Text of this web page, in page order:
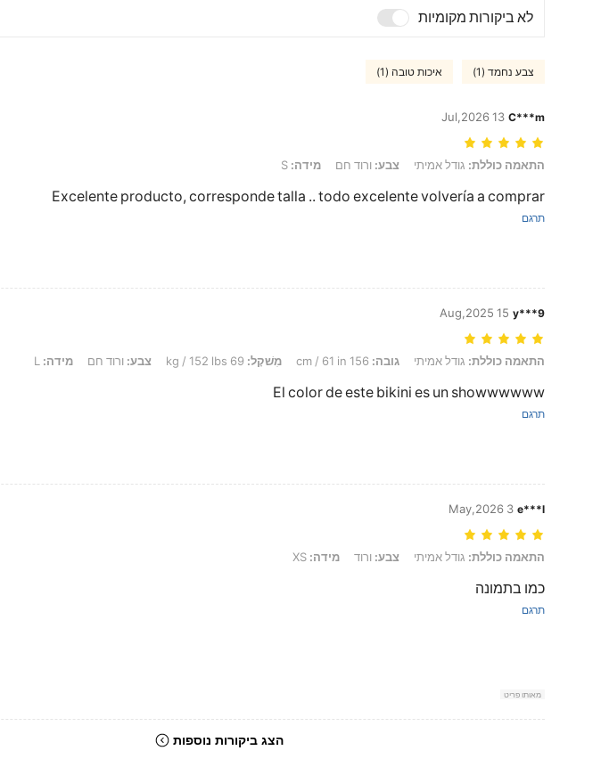
לא ביקורות מקומיות
צבע נחמד (1) איכות טובה (1)
C***m
13 Jul,2026
התאמה כוללת: גודל אמיתי, צבע: ורוד חם, מידה: S
התאמה כוללת: גודל אמיתי צבע: ורוד חם מידה:
Excelente producto, corresponde talla .. todo excelente volvería a comprar
תרגם
y***9
15 Aug,2025
התאמה כוללת: גודל אמיתי, גובה: 156 cm / 61 in, מִשׁקָל: 69 kg / 152 lbs, צבע: ורוד חם, מידה: L
התאמה כוללת: גודל אמיתי גובה: מִשׁקָל: צבע: ורוד חם מידה:
El color de este bikini es un showwwwww
תרגם
e***l
3 May,2026
התאמה כוללת: גודל אמיתי, צבע: ורוד, מידה: XS
התאמה כוללת: גודל אמיתי צבע: ורוד מידה:
כמו בתמונה
תרגם
מאותו פריט
הצג ביקורות נוספות